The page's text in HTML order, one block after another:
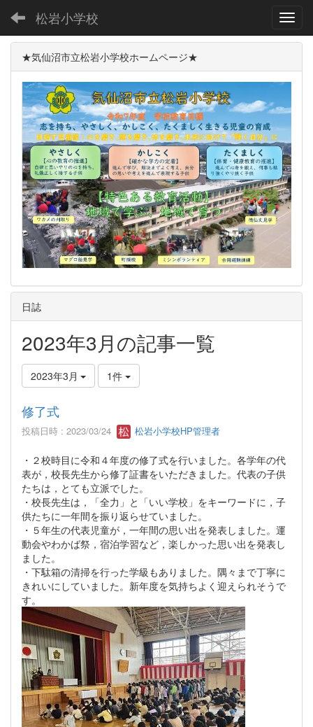
松岩小学校
★気仙沼市立松岩小学校ホームページ★
日誌
2023年3月の記事一覧
2023年3月 1件
修了式
投稿日時 : 2023/03/24 松岩小学校HP管理者
・２校時目に令和４年度の修了式を行いました。各学年の代
表が，校長先生から修了証書をいただきました。代表の子供
たちは，とても立派でした。
・校長先生は，「全力」と「いい学校」をキーワードに，子
供たちに一年間を振り返らせていました。
・５年生の代表児童が，一年間の思い出を発表しました。運
動会やわかば祭，宿泊学習など，楽しかった思い出を発表し
ました。
・下駄箱の清掃を行った学級もありました。隅々まで丁寧に
きれいにしていました。新年度を気持ちよく迎えられそうで
す。